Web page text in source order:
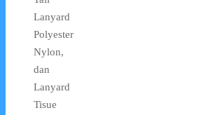
Lanyard
Polyester
Nylon,
dan
Lanyard
Tisue